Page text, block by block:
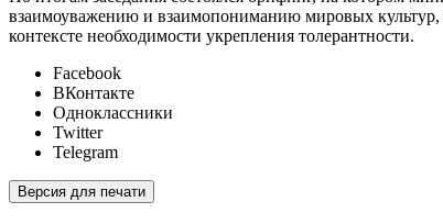
взаимоуважению и взаимопониманию мировых культур,
контексте необходимости укрепления толерантности.
Facebook
ВКонтакте
Одноклассники
Twitter
Telegram
Версия для печати